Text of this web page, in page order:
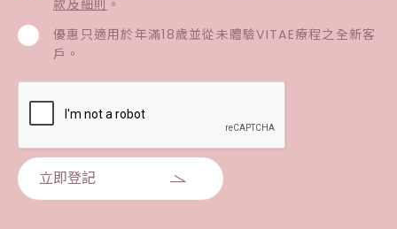
款及細則 。
優惠只適用於年滿18歲並從未體驗VITAE療程之全新客
戶。
立即登記